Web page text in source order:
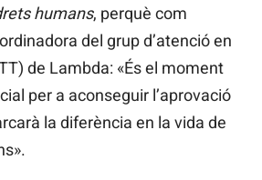
humans, perquè com
del grup d’atenció en
de Lambda: «És el moment
per a aconseguir l’aprovació
la diferència en la vida de